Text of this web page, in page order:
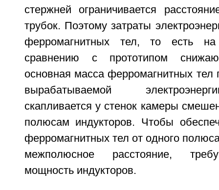
стержней ограничивается
трубок. Поэтому затраты
ферромагнитных тел, то есть
сравнению с прототипом
основная масса ферромагнитных тел
вырабатываемой
скапливается у стенок камеры
полюсам индукторов. Чтобы
ферромагнитных тел от одного
межполюсное расстояние,
мощность индукторов.